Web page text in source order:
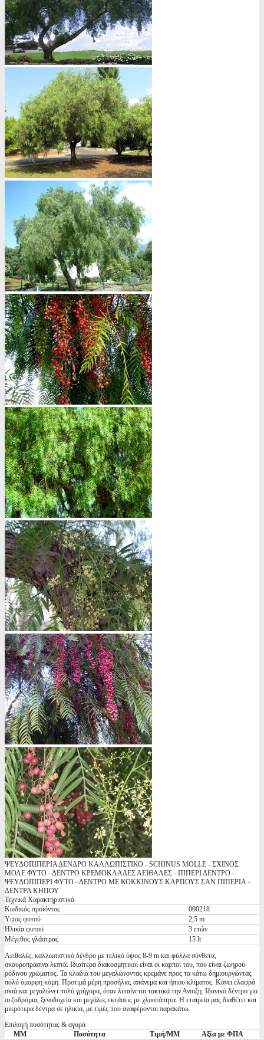
ΨΕΥΔΟΠΙΠΕΡΙΑ ΔΕΝΔΡΟ ΚΑΛΛΩΠΙΣΤΙΚΟ - SCHINUS MOLLE - ΣΧΙΝΟΣ
ΜΟΛΕ ΦΥΤΟ - ΔΕΝΤΡΟ ΚΡΕΜΟΚΛΑΔΕΣ ΑΕΙΘΑΛΕΣ - ΠΙΠΕΡΙ ΔΕΝΤΡΟ -
ΨΕΥΔΟΠΙΠΕΡΙ ΦΥΤΟ - ΔΕΝΤΡΟ ΜΕ ΚΟΚΚΙΝΟΥΣ ΚΑΡΠΟΥΣ ΣΑΝ ΠΙΠΕΡΙΑ -
ΔΕΝΤΡΑ ΚΗΠΟΥ
Τεχνικά Χαρακτηριστικά
Κωδικός προϊόντος
000218
Υψος φυτού
2,5 m
Ηλικία φυτού
3 ετών
Μέγεθος γλάστρας
15 lt
Αειθαλές, καλλωπιστικό δένδρο με τελικό ύψος 8-9 m και φύλλα σύνθετα,
σκουροπράσινα λεπτά. Ιδιαίτερα διακοσμητικοί είναι οι καρποί του, που είναι ζωηρού
ρόδινου χρώματος. Τα κλαδιά του μεγαλώνοντας κρεμάνε προς τα κάτω δημιουργώντας
πολύ όμορφη κόμη. Προτιμά μέρη προσήλια, απάνεμα και ήπιου κλίματος. Κάνει ελαφρά
σκιά και μεγαλώνει πολύ γρήγορα, όταν λιπαίνεται τακτικά την Ανοιξη. Ιδανικό δέντρο για
πεζοδρόμια, ξενοδοχεία και μεγάλες εκτάσεις με χλοοτάπητα. Η εταιρεία μας διαθέτει και
μικρότερα δέντρα σε ηλικία, με τιμές που αναφέρονται παρακάτω.
Επιλογή ποσότητας & αγορά
ΜΜ
Ποσότητα Τιμή/ΜΜ Αξία με ΦΠΑ